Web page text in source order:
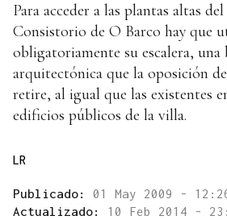
Para acceder a las plantas altas
Consistorio de O Barco hay que
obligatoriamente su escalera, una
arquitectónica que la oposición
retire, al igual que las existentes
edificios públicos de la villa.
LR
Publicado: 01 May 2009 -
Actualizado: 10 Feb 2014 -